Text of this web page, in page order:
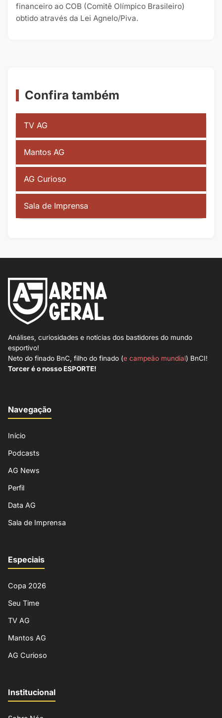
financeiro ao COB (Comitê Olímpico Brasileiro)
obtido através da Lei Agnelo/Piva.
Confira também
TV AG
Mantos AG
AG Curioso
Sala de Imprensa
Análises, curiosidades e notícias dos bastidores do mundo
esportivo!
Neto do finado BnC, filho do finado (e campeão mundial) BnCI!
Torcer é o nosso ESPORTE!
Navegação
Início
Podcasts
AG News
Perfil
Data AG
Sala de Imprensa
Especiais
Copa 2026
Seu Time
TV AG
Mantos AG
AG Curioso
Institucional